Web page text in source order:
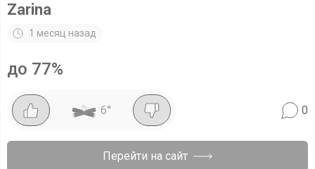
Zarina
1 месяц назад
до 77%
6° 0
Перейти на сайт